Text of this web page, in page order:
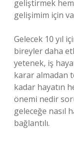
geliştirmek
gelişimim için
Gelecek 10 yıl
bireyler daha
yetenek, iş
karar almadan
kadar hayatın
önemi nedir
geleceğe nasıl
bağlantılı.